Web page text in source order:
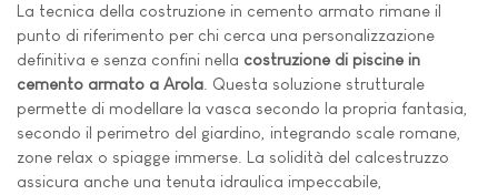
La tecnica della costruzione in cemento armato rimane il
punto di riferimento per chi cerca una personalizzazione
definitiva e senza confini nella costruzione di piscine in
cemento armato a Arola. Questa soluzione strutturale
permette di modellare la vasca secondo la propria fantasia,
secondo il perimetro del giardino, integrando scale romane,
zone relax o spiagge immerse. La solidità del calcestruzzo
assicura anche una tenuta idraulica impeccabile,